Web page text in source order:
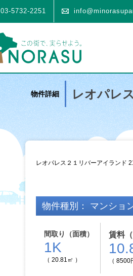
03-5732-2251
物件詳細 レオパレ
レオパレス２１リバーアイランド
物件種別： マンショ
間取り（面積）
1K
（ 20.81㎡ ）
賃料
（ 8500